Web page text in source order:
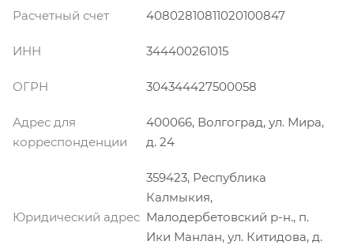
Расчетный счет 40802810811020100847
ИНН 344400261015
ОГРН 304344427500058
Адрес для
корреспонденции
400066, Волгоград, ул. Мира,
д. 24
Юридический адреc
359423, Республика
Калмыкия,
Малодербетовский р-н., п.
Ики Манлан, ул. Китидова, д.